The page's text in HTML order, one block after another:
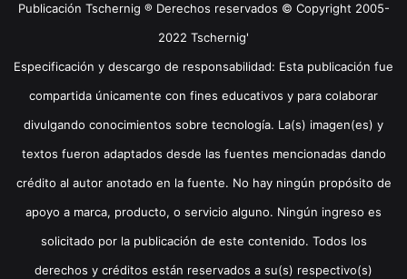
Publicación Tschernig ® Derechos reservados © Copyright 2005-
2022 Tschernig'
Especificación y descargo de responsabilidad: Esta publicación fue
compartida únicamente con fines educativos y para colaborar
divulgando conocimientos sobre tecnología. La(s) imagen(es) y
textos fueron adaptados desde las fuentes mencionadas dando
crédito al autor anotado en la fuente. No hay ningún propósito de
apoyo a marca, producto, o servicio alguno. Ningún ingreso es
solicitado por la publicación de este contenido. Todos los
derechos y créditos están reservados a su(s) respectivo(s)